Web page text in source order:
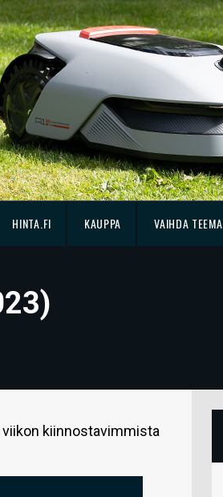
HINTA.FI KAUPPA VAIHDA TEEMA
kiinnostavimmista